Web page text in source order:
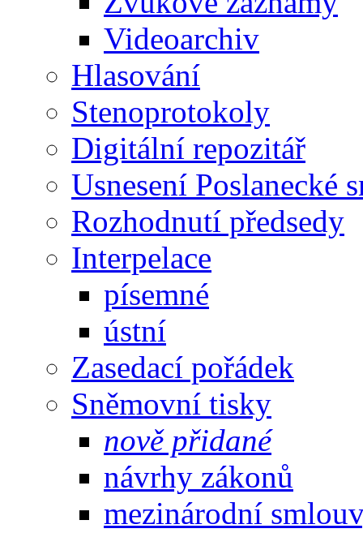
Videoarchiv
Hlasování
Stenoprotokoly
Digitální repozitář
Usnesení Poslanecké
Rozhodnutí předsedy
Interpelace
písemné
ústní
Zasedací pořádek
Sněmovní tisky
nově přidané
návrhy zákonů
mezinárodní